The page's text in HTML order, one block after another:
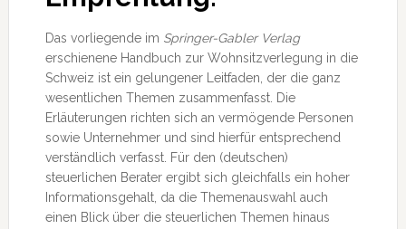
Das vorliegende im Springer-Gabler Verlag
erschienene Handbuch zur Wohnsitzverlegung in die
Schweiz ist ein gelungener Leitfaden, der die ganz
wesentlichen Themen zusammenfasst. Die
Erläuterungen richten sich an vermögende Personen
sowie Unternehmer und sind hierfür entsprechend
verständlich verfasst. Für den (deutschen)
steuerlichen Berater ergibt sich gleichfalls ein hoher
Informationsgehalt, da die Themenauswahl auch
einen Blick über die steuerlichen Themen hinaus